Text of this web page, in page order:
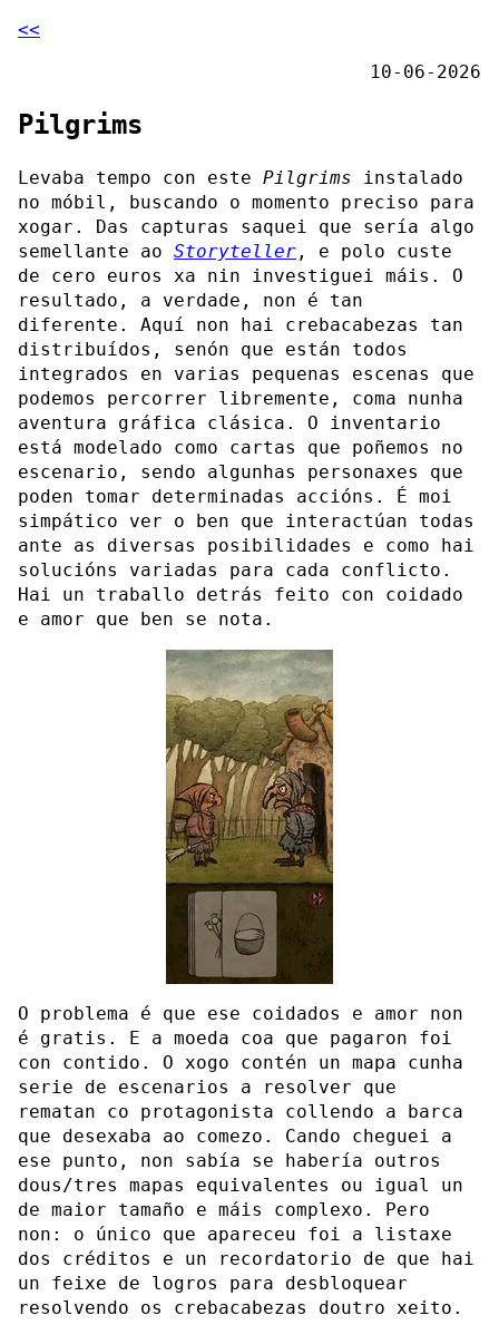
<<
10-06-2026
Pilgrims
Levaba tempo con este Pilgrims instalado
no móbil, buscando o momento preciso para
xogar. Das capturas saquei que sería algo
semellante ao Storyteller , e polo custe
de cero euros xa nin investiguei máis. O
resultado, a verdade, non é tan
diferente. Aquí non hai crebacabezas tan
distribuídos, senón que están todos
integrados en varias pequenas escenas que
podemos percorrer libremente, coma nunha
aventura gráfica clásica. O inventario
está modelado como cartas que poñemos no
escenario, sendo algunhas personaxes que
poden tomar determinadas accións. É moi
simpático ver o ben que interactúan todas
ante as diversas posibilidades e como hai
solucións variadas para cada conflicto.
Hai un traballo detrás feito con coidado
e amor que ben se nota.
O problema é que ese coidados e amor non
é gratis. E a moeda coa que pagaron foi
con contido. O xogo contén un mapa cunha
serie de escenarios a resolver que
rematan co protagonista collendo a barca
que desexaba ao comezo. Cando cheguei a
ese punto, non sabía se habería outros
dous/tres mapas equivalentes ou igual un
de maior tamaño e máis complexo. Pero
non: o único que apareceu foi a listaxe
dos créditos e un recordatorio de que hai
un feixe de logros para desbloquear
resolvendo os crebacabezas doutro xeito.